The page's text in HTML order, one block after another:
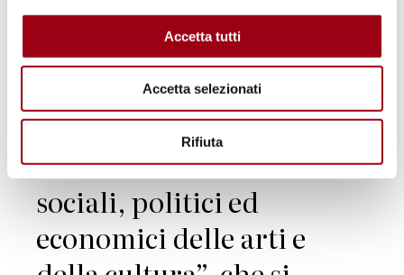
Accetta tutti
Accetta selezionati
Rifiuta
settembre della
Accademia per la
Diplomazia Culturale
di ICD dal titolo
“Valutare i benefici
sociali, politici ed
economici delle arti e